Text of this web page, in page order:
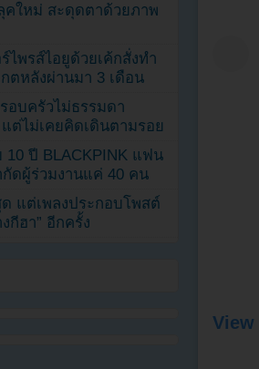
คใหม่ สะดุดตาด้วยภาพ
ไพรส์ไอยูด้วยเค้กสั่งทำ
ตหลังผ่านมา 3 เดือน
อบครัวไม่ธรรมดา
ต่ไม่เคยคิดเดินตามรอย
10 ปี BLACKPINK แฟน
ดผู้ร่วมงานแค่ 40 คน
แต่เพลงประกอบโพสต์
กีฮา” อีกครั้ง